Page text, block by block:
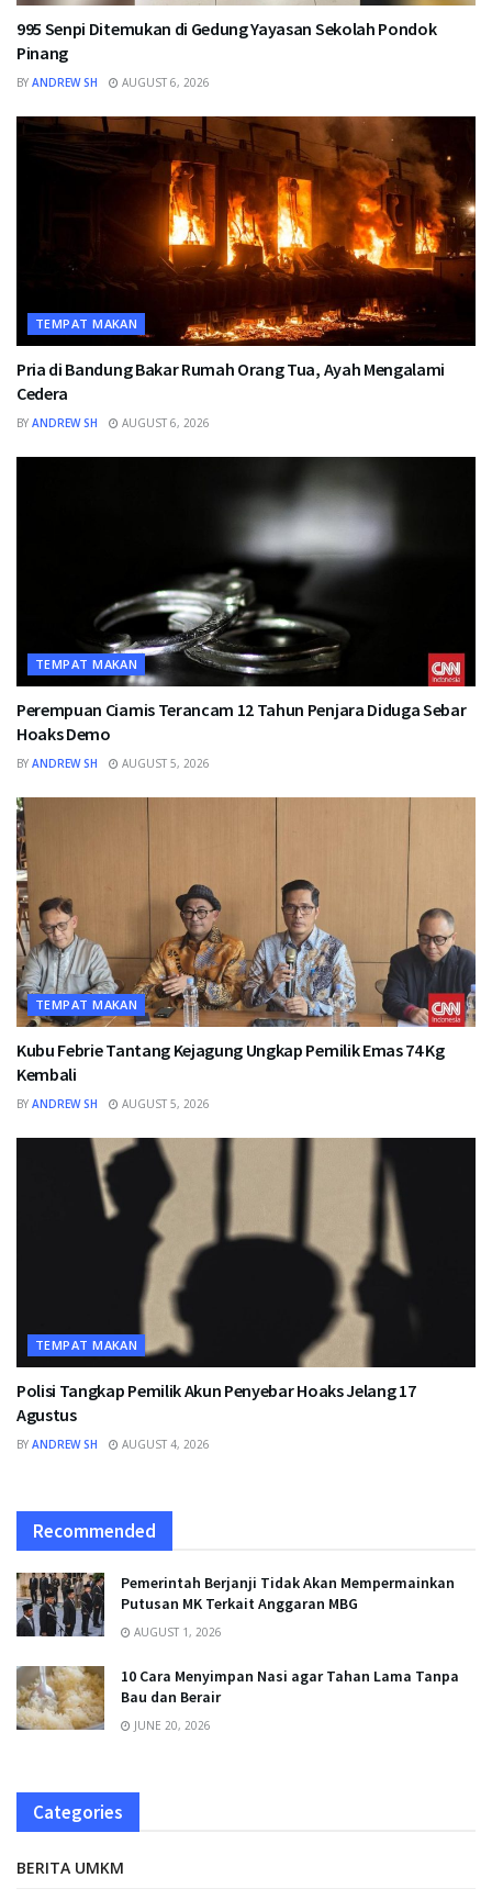
995 Senpi Ditemukan di Gedung Yayasan Sekolah Pondok
Pinang
BY ANDREW SH AUGUST 6, 2026
TEMPAT MAKAN
Pria di Bandung Bakar Rumah Orang Tua, Ayah Mengalami
Cedera
BY ANDREW SH AUGUST 6, 2026
TEMPAT MAKAN
Perempuan Ciamis Terancam 12 Tahun Penjara Diduga Sebar
Hoaks Demo
BY ANDREW SH AUGUST 5, 2026
TEMPAT MAKAN
Kubu Febrie Tantang Kejagung Ungkap Pemilik Emas 74 Kg
Kembali
BY ANDREW SH AUGUST 5, 2026
TEMPAT MAKAN
Polisi Tangkap Pemilik Akun Penyebar Hoaks Jelang 17
Agustus
BY ANDREW SH AUGUST 4, 2026
Recommended
Pemerintah Berjanji Tidak Akan Mempermainkan
Putusan MK Terkait Anggaran MBG
AUGUST 1, 2026
10 Cara Menyimpan Nasi agar Tahan Lama Tanpa
Bau dan Berair
JUNE 20, 2026
Categories
BERITA UMKM